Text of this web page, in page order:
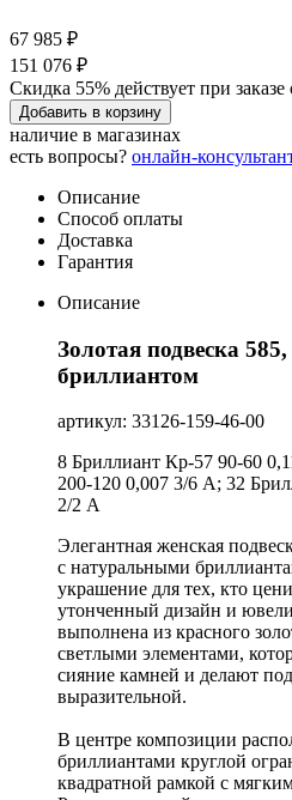
67 985 ₽
151 076 ₽
Скидка 55% действует при заказе
Добавить в корзину
наличие в магазинах
есть вопросы? онлайн-
Описание
Способ оплаты
Доставка
Гарантия
Описание
Золотая подвеска
бриллиантом
артикул: 33126-159-46-00
8 Бриллиант Кр-57 90-60
200-120 0,007 3/6 А; 32
2/2 А
Элегантная женская
с натуральными
украшение для тех, кто
утонченный дизайн и
выполнена из красного
светлыми элементами,
сияние камней и делают
выразительной.
В центре композиции
бриллиантами круглой
квадратной рамкой с